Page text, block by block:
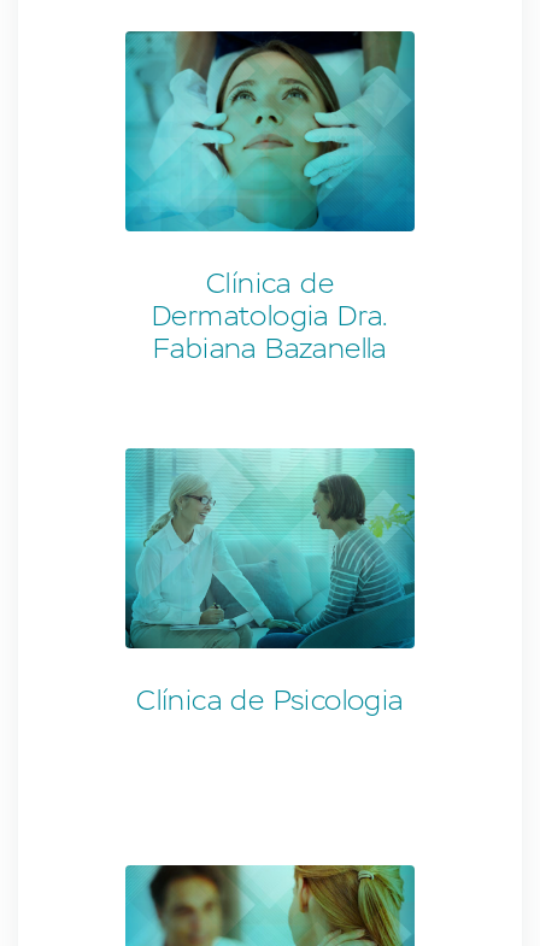
Clínica de
Dermatologia Dra.
Fabiana Bazanella
Clínica de Psicologia